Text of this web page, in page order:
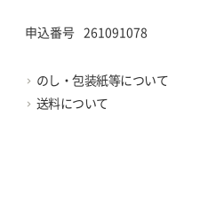
申込番号 261091078
のし・包装紙等について
送料について